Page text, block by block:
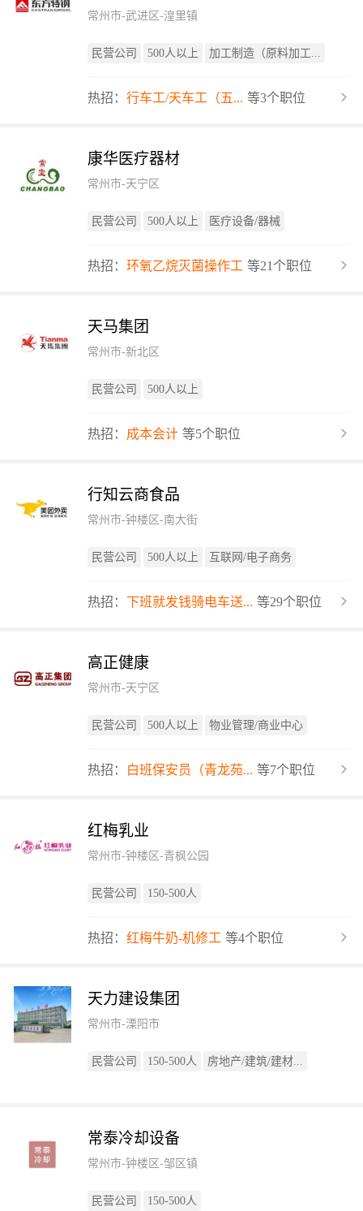
常州市-武进区-湟里镇
民营公司 500人以上 加工制造（原料加工...
热招： 行车工/天车工（五... 等3个职位
康华医疗器材
常州市-天宁区
民营公司 500人以上 医疗设备/器械
热招： 环氧乙烷灭菌操作工 等21个职位
天马集团
常州市-新北区
民营公司 500人以上
热招： 成本会计 等5个职位
行知云商食品
常州市-钟楼区-南大街
民营公司 500人以上 互联网/电子商务
热招： 下班就发钱骑电车送... 等29个职位
高正健康
常州市-天宁区
民营公司 500人以上 物业管理/商业中心
热招： 白班保安员（青龙苑... 等7个职位
红梅乳业
常州市-钟楼区-青枫公园
民营公司 150-500人
热招： 红梅牛奶-机修工 等4个职位
天力建设集团
常州市-溧阳市
民营公司 150-500人 房地产/建筑/建材...
常泰冷却设备
常州市-钟楼区-邹区镇
民营公司 150-500人